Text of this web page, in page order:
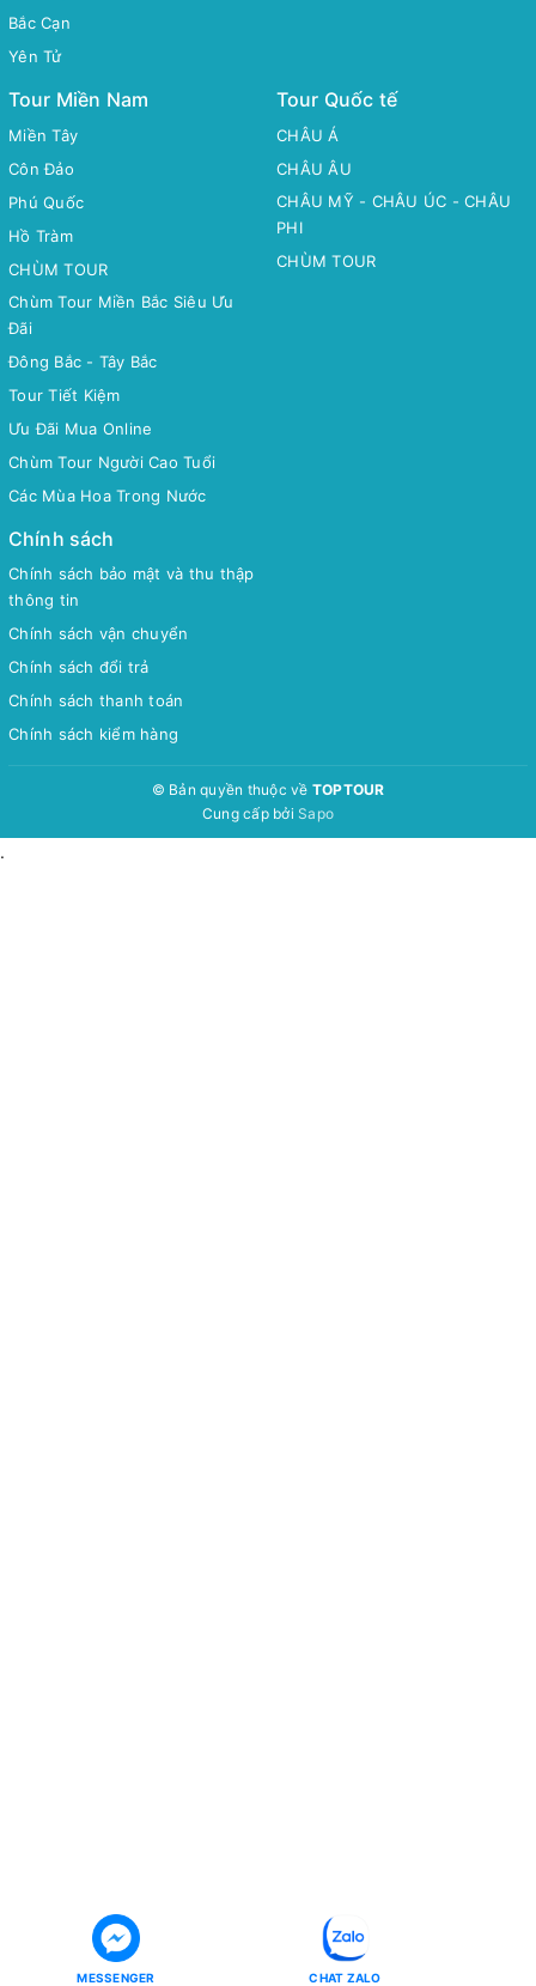
Bắc Cạn
Yên Tử
Tour Miền Nam
Miền Tây
Côn Đảo
Phú Quốc
Hồ Tràm
CHÙM TOUR
Chùm Tour Miền Bắc Siêu Ưu
Đãi
Đông Bắc - Tây Bắc
Tour Tiết Kiệm
Ưu Đãi Mua Online
Chùm Tour Người Cao Tuổi
Các Mùa Hoa Trong Nước
Tour Quốc tế
CHÂU Á
CHÂU ÂU
CHÂU MỸ - CHÂU ÚC - CHÂU
PHI
CHÙM TOUR
Chính sách
Chính sách bảo mật và thu thập
thông tin
Chính sách vận chuyển
Chính sách đổi trả
Chính sách thanh toán
Chính sách kiểm hàng
© Bản quyền thuộc về TOPTOUR
Cung cấp bởi Sapo
.
MESSENGER CHAT ZALO